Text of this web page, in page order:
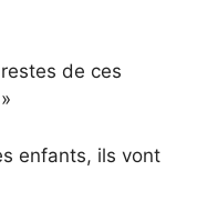
de ces
enfants, ils vont